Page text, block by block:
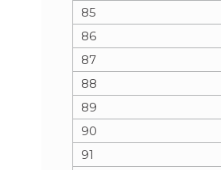
85
86
87
88
89
90
91